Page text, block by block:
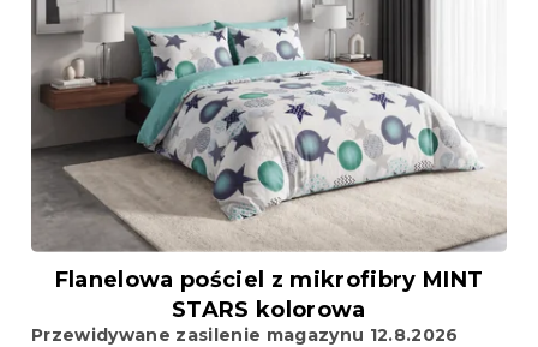
Flanelowa pościel z mikrofibry MINT
STARS kolorowa
Przewidywane zasilenie magazynu 12.8.2026